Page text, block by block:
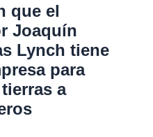
que el
Joaquín
Lynch tiene
para
a